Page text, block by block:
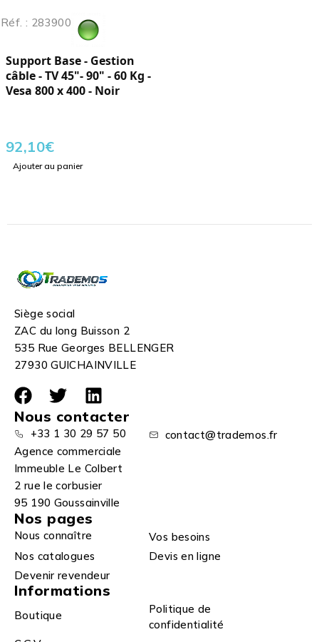
Réf. : 283900
Support Base - Gestion
câble - TV 45"- 90" - 60 Kg -
Vesa 800 x 400 - Noir
92,10€
Ajouter au panier
Siège social
ZAC du long Buisson 2
535 Rue Georges BELLENGER
27930 GUICHAINVILLE
Nous contacter
+33 1 30 29 57 50
contact@trademos.fr
Agence commerciale
Immeuble Le Colbert
2 rue le corbusier
95 190 Goussainville
Nos pages
Nous connaître
Vos besoins
Nos catalogues
Devis en ligne
Devenir revendeur
Informations
Boutique
Politique de
confidentialité